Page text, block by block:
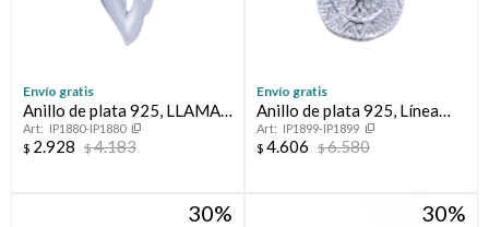
Envío gratis
Anillo de plata 925, LLAMA
DE FUEGO:
IP1880-IP1880
$ 2.928 $4.183
Envío gratis
Anillo de plata 925, Línea
FLORESSER.
IP1899-IP1899
$ 4.606 $6.580
30 30